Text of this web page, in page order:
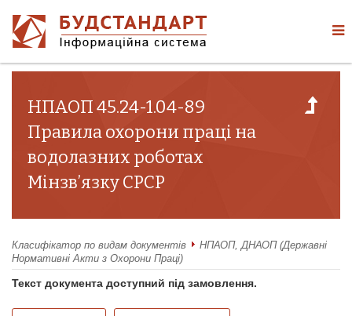
НПАОП 45.24-1.04-89
Правила охорони праці на
водолазних роботах
Мінзв’язку СРСР
Класифікатор по видам документів
НПАОП, ДНАОП (Державні
Нормативні Акти з Охорони Праці)
Текст документа доступний під замовлення.